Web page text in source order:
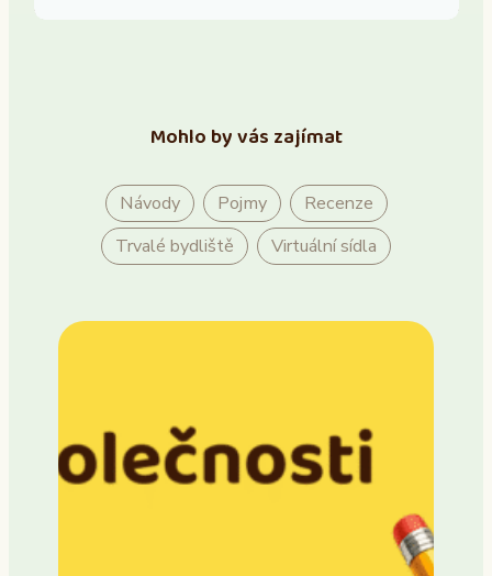
Mohlo by vás zajímat
Návody Pojmy
Recenze
Trvalé bydliště
Virtuální sídla